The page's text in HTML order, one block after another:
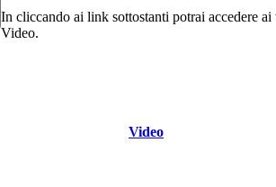
In cliccando ai link sottostanti potrai accedere
Video.
Video